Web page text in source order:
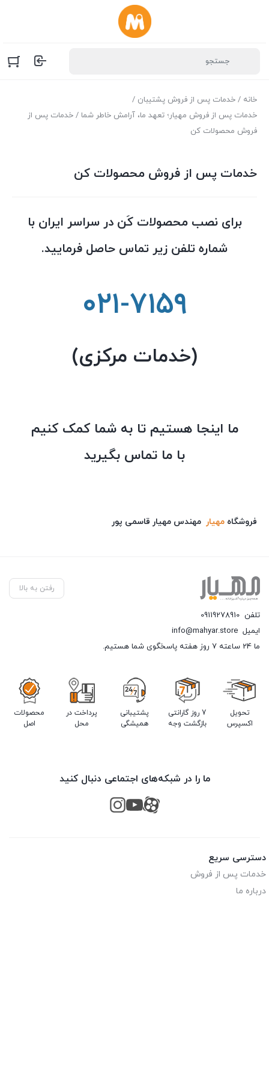
خانه / خدمات پس از فروش پشتیبان /
خدمات پس از فروش مهیار؛ تعهد ما، آرامش خاطر شما / خدمات پس از
فروش محصولات کن
خدمات پس از فروش محصولات کن
برای نصب محصولات کَن در سراسر ایران با
شماره تلفن زیر تماس حاصل فرمایید.
۰۲۱-۷۱۵۹
(خدمات مرکزی)
ما اینجا هستیم تا به شما کمک کنیم
با ما تماس بگیرید
فروشگاه مهیار مهندس مهیار قاسمی پور
رفتن به بالا
تلفن 09119278910
ایمیل info@mahyar.store
ما 24 ساعته 7 روز هفته پاسخگوی شما هستیم.
تحویل
اکسپرس
7 روز گارانتی
بازگشت وجه
پشتیبانی
همیشگی
پرداخت در
محل
محصولات
اصل
ما را در شبکه‌های اجتماعی دنبال کنید
دسترسی سریع
خدمات پس از فروش
درباره ما